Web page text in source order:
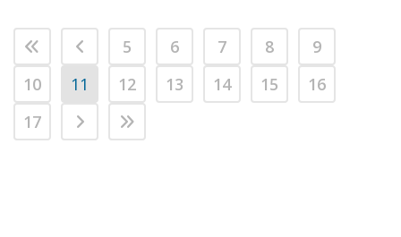
5 6 7 8
9
10
11 12 13 14 15
16
17